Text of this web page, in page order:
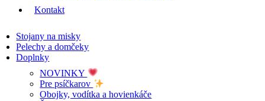
Kontakt
Stojany na misky
Pelechy a domčeky
Doplnky
NOVINKY
Pre psíčkarov
Obojky, vodítka a hovienkáče